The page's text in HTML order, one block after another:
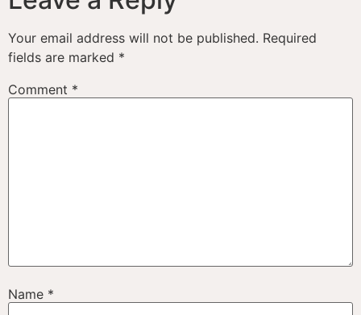
Your email address will not be published. Required
fields are marked *
Comment *
Name *